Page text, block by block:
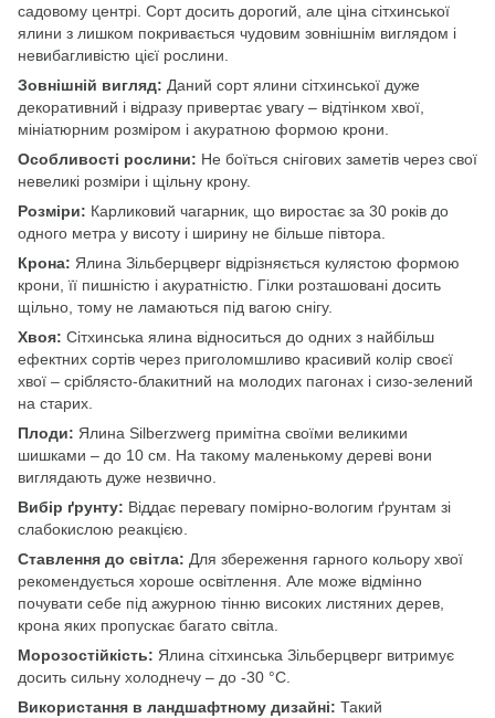
садовому центрі. Сорт досить дорогий, але ціна сітхинської
ялини з лишком покривається чудовим зовнішнім виглядом і
невибагливістю цієї рослини.
Зовнішній вигляд: Даний сорт ялини сітхинської дуже
декоративний і відразу привертає увагу – відтінком хвої,
мініатюрним розміром і акуратною формою крони.
Особливості рослини: Не боїться снігових заметів через свої
невеликі розміри і щільну крону.
Розміри: Карликовий чагарник, що виростає за 30 років до
одного метра у висоту і ширину не більше півтора.
Крона: Ялина Зільберцверг відрізняється кулястою формою
крони, її пишністю і акуратністю. Гілки розташовані досить
щільно, тому не ламаються під вагою снігу.
Хвоя: Сітхинська ялина відноситься до одних з найбільш
ефектних сортів через приголомшливо красивий колір своєї
хвої – сріблясто-блакитний на молодих пагонах і сизо-зелений
на старих.
Плоди: Ялина Silberzwerg примітна своїми великими
шишками – до 10 см. На такому маленькому дереві вони
виглядають дуже незвично.
Вибір ґрунту: Віддає перевагу помірно-вологим ґрунтам зі
слабокислою реакцією.
Ставлення до світла: Для збереження гарного кольору хвої
рекомендується хороше освітлення. Але може відмінно
почувати себе під ажурною тінню високих листяних дерев,
крона яких пропускає багато світла.
Морозостійкість: Ялина сітхинська Зільберцверг витримує
досить сильну холоднечу – до -30 °С.
Використання в ландшафтному дизайні: Такий